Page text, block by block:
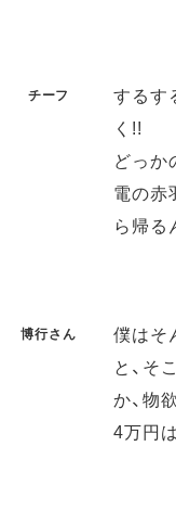
チーフ
するす
く!!
どっか
電の赤
ら帰る
博行さん
僕はそ
と、そ
か、物
4万円